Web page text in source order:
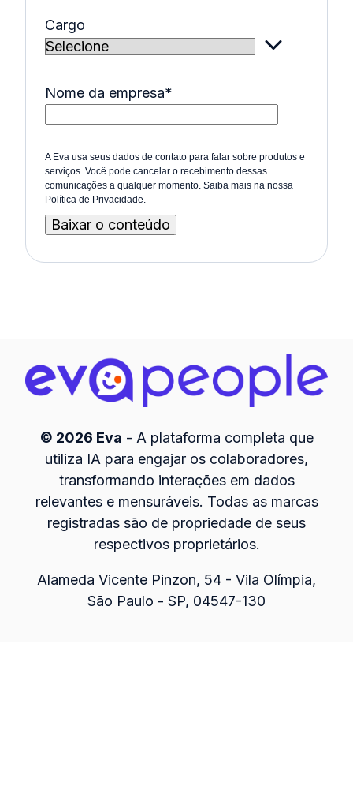
Cargo
Nome da empresa*
A Eva usa seus dados de contato para falar sobre produtos e
serviços. Você pode cancelar o recebimento dessas
comunicações a qualquer momento. Saiba mais na nossa
Política de Privacidade.
© 2026 Eva - A plataforma completa que
utiliza IA para engajar os colaboradores,
transformando interações em dados
relevantes e mensuráveis. Todas as marcas
registradas são de propriedade de seus
respectivos proprietários.
Alameda Vicente Pinzon, 54 - Vila Olímpia,
São Paulo - SP, 04547-130